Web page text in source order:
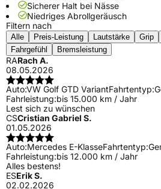
Sicherer Halt bei Nässe
Niedriges Abrollgeräusch
Filtern nach
Alle Preis-Leistung Lautstärke Grip
Fahrgefühl
Bremsleistung
RARach A.
08.05.2026
Auto:VW Golf GTD VariantFahrtentyp:
Fahrleistung:bis 15.000 km / Jahr
Lest sich zu wünschen
CSCristian Gabriel S.
01.05.2026
Auto:Mercedes E-KlasseFahrtentyp:
Fahrleistung:bis 12.000 km / Jahr
Alles bestens!
ESErik S.
02.02.2026